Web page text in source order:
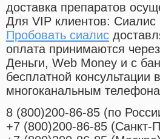
доставка препаратов
Для VIP клиентов: Сиалис
Пробовать сиалис
оплата принимаются
Деньги, Web Money и с
бесплатной
многоканальным
8 (800)200-86-85 (по
+7 (800)200-86-85 (Санкт-